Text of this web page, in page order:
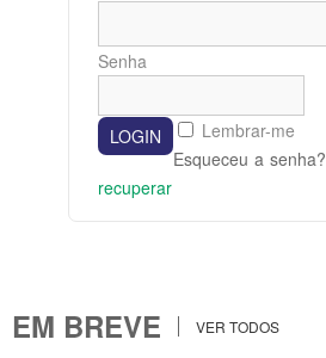
Senha
Lembrar-me
Esqueceu a senha?
recuperar
EM BREVE VER TODOS